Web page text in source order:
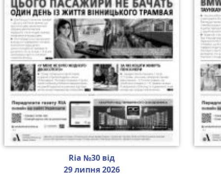
Ria №30 від
29 липня 2026